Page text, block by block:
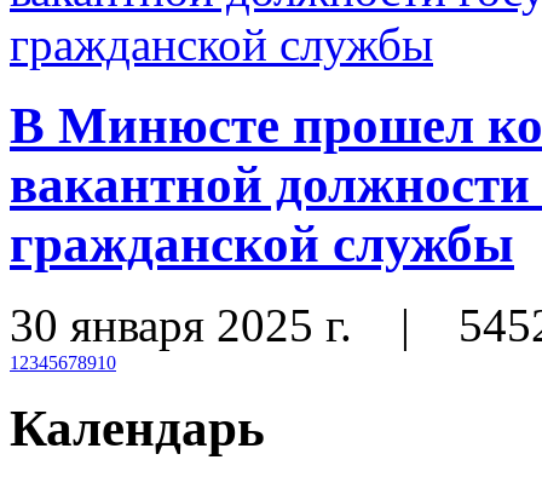
В Минюсте прошел
вакантной должности
гражданской службы
30 января 2025 г. |
1 2345678910
Календарь